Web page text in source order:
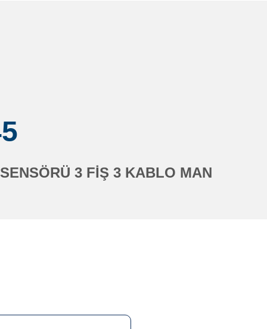
3 FİŞ 3 KABLO MAN